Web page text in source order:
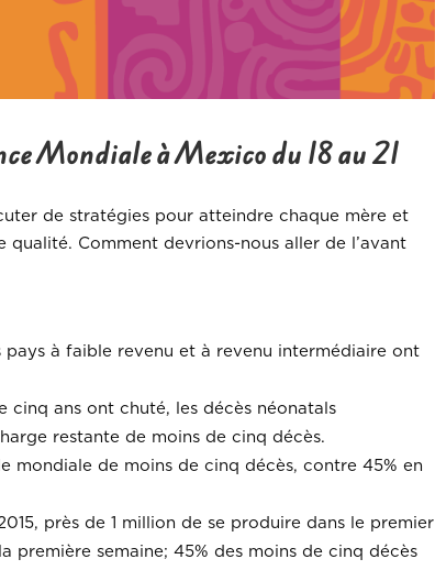
Mondiale à Mexico du 18 au 21
de stratégies pour atteindre chaque mère et
qualité. Comment devrions-nous aller de l’avant
pays à faible revenu et à revenu intermédiaire ont
cinq ans ont chuté, les décès néonatals
restante de moins de cinq décès.
mondiale de moins de cinq décès, contre 45% en
près de 1 million de se produire dans le premier
première semaine; 45% des moins de cinq décès